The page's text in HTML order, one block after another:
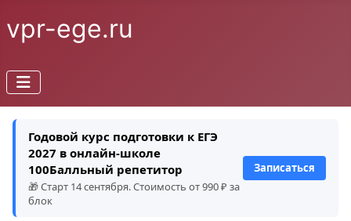
vpr-ege.ru
Годовой курс подготовки к ЕГЭ
2027 в онлайн-школе
100Балльный репетитор
🎁 Старт 14 сентября. Стоимость от 990 ₽ за
блок
Записаться